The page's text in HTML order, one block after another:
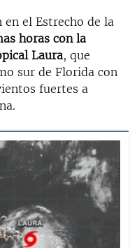
en el Estrecho de la
horas con la
Laura, que
sur de Florida con
fuertes a